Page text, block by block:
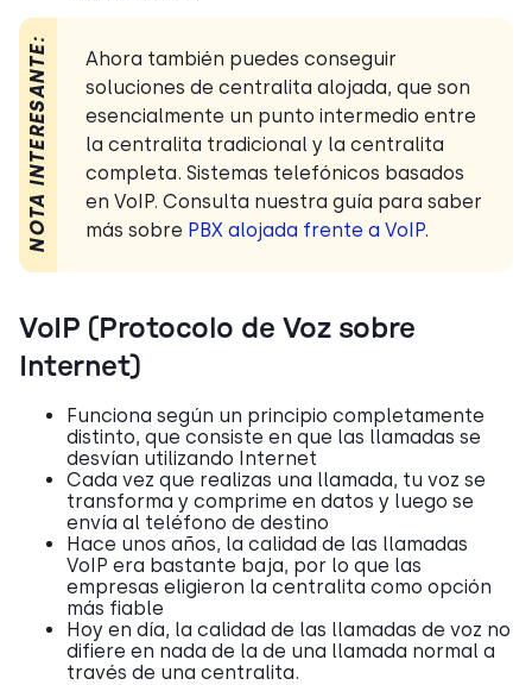
NOTA INTERESANTE:
Ahora también puedes conseguir
soluciones de centralita alojada, que son
esencialmente un punto intermedio entre
la centralita tradicional y la centralita
completa. Sistemas telefónicos basados
en VoIP. Consulta nuestra guía para saber
más sobre PBX alojada frente a VoIP.
VoIP (Protocolo de Voz sobre
Internet)
Funciona según un principio completamente
distinto, que consiste en que las llamadas se
desvían utilizando Internet
Cada vez que realizas una llamada, tu voz se
transforma y comprime en datos y luego se
envía al teléfono de destino
Hace unos años, la calidad de las llamadas
VoIP era bastante baja, por lo que las
empresas eligieron la centralita como opción
más fiable
Hoy en día, la calidad de las llamadas de voz no
difiere en nada de la de una llamada normal a
través de una centralita.